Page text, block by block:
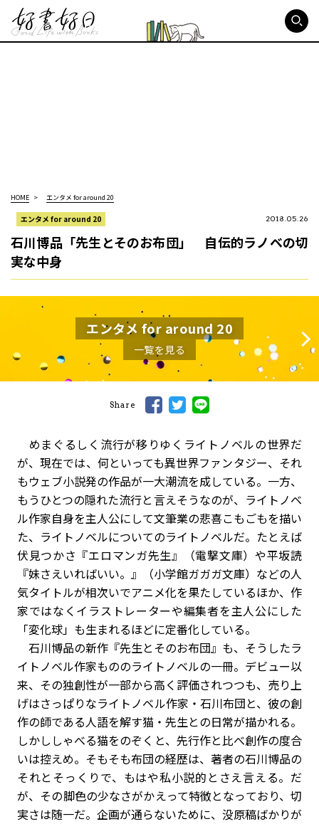
HOME エンタメ for around 20
エンタメ for around 20 2018.05.26
石川博品「先生とそのお布団」 自伝的ラノベの切
実な中身
エンタメ for around 20
一覧を見る
Share
めまぐるしく流行が移りゆくライトノベルの世界だ
が、現在では、何といっても異世界ファンタジー、それ
もウェブ小説発の作品が一大潮流を成している。一方、
もうひとつの隠れた流行と言えそうなのが、ライトノベ
ル作家自身を主人公にして文筆業の悲喜こもごもを描い
た、ライトノベルについてのライトノベルだ。たとえば
伏見つかさ『エロマンガ先生』（電撃文庫）や平坂読
『妹さえいればいい。』（小学館ガガガ文庫）などの人
気タイトルが相次いでアニメ化を果たしているほか、作
家ではなくイラストレーターや編集者を主人公にした
「変化球」も生まれるほどに定番化している。
石川博品の新作『先生とそのお布団』も、そうしたラ
イトノベル作家もののライトノベルの一冊。デビュー以
来、その独創性が一部から高く評価されつつも、売り上
げはさっぱりなライトノベル作家・石川布団と、彼の創
作の師である人語を解す猫・先生との日常が描かれる。
しかししゃべる猫をのぞくと、先行作と比べ創作の度合
いは控えめ。そもそも布団の経歴は、著者の石川博品の
それとそっくりで、もはや私小説的とさえ言える。だ
が、その脚色の少なさがかえって特徴となっており、切
実さは随一だ。企画が通らないために、没原稿ばかりが